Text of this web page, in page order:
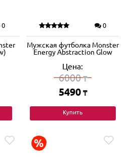
0 0
Мужская футболка Monster
Energy Abstraction Glow
Цена:
6000₸
5490 ₸
Купить